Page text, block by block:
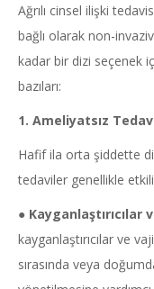
Ağrılı cinsel ilişki
bağlı olarak non-
kadar bir dizi seçenek
bazıları:
1. Ameliyatsız
Hafif ila orta şiddette
tedaviler genellikle
●
kayganlaştırıcılar ve
sırasında veya